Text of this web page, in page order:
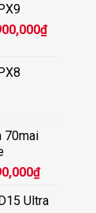
₫Khoảng
70mai
₫Khoảng
từ
Ultra